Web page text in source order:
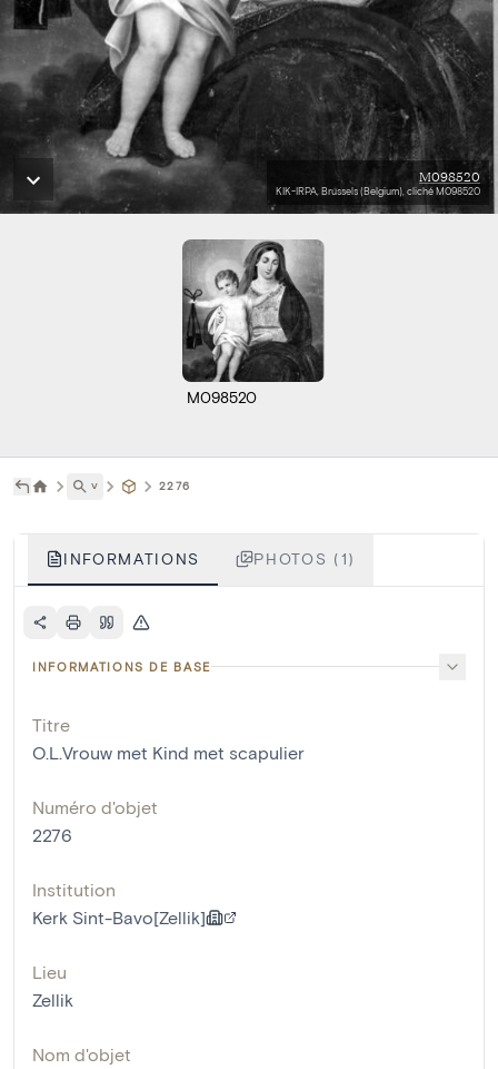
M098520
KIK-IRPA, Brussels (Belgium), cliché M098520
M098520
˅ 2276
INFORMATIONS PHOTOS (1)
INFORMATIONS DE BASE
Titre
O.L.Vrouw met Kind met scapulier
Numéro d'objet
2276
Institution
Kerk Sint-Bavo[Zellik]
Lieu
Zellik
Nom d'objet